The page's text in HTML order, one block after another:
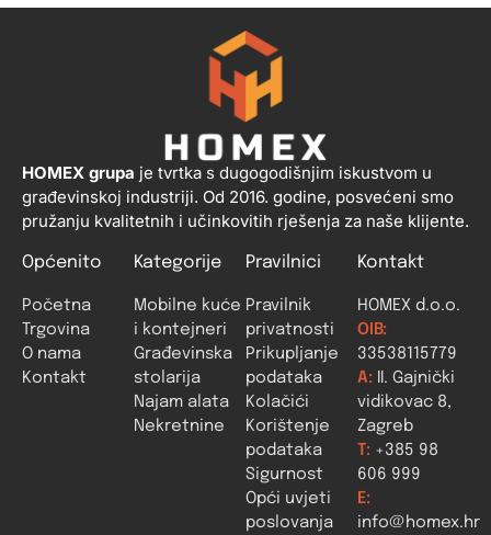
HOMEX grupa je tvrtka s dugogodišnjim iskustvom u
građevinskoj industriji. Od 2016. godine, posvećeni smo
pružanju kvalitetnih i učinkovitih rješenja za naše klijente.
Općenito
Početna
Trgovina
O nama
Kontakt
Kategorije
Mobilne kuće
i kontejneri
Građevinska
stolarija
Najam alata
Nekretnine
Pravilnici
Pravilnik
privatnosti
Prikupljanje
podataka
Kolačići
Korištenje
podataka
Sigurnost
Opći uvjeti
poslovanja
Kontakt
HOMEX d.o.o.
OIB:
33538115779
A: II. Gajnički
vidikovac 8,
Zagreb
T: +385 98
606 999
E:
info@homex.hr